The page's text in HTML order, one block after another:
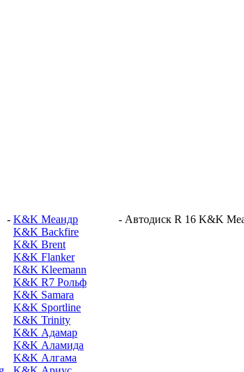
- K&K Меандр
K&K Backfire
K&K Brent
K&K Flanker
K&K Kleemann
K&K R7 Рольф
K&K Samara
K&K Sportline
K&K Trinity
K&K Адамар
K&K Аламида
K&K Алгама
- Автодиск R 16 K&K